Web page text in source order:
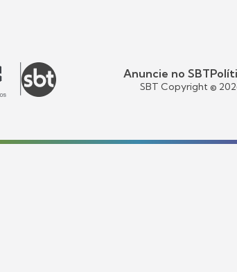
Anuncie no SBT
SBT Copyright ©